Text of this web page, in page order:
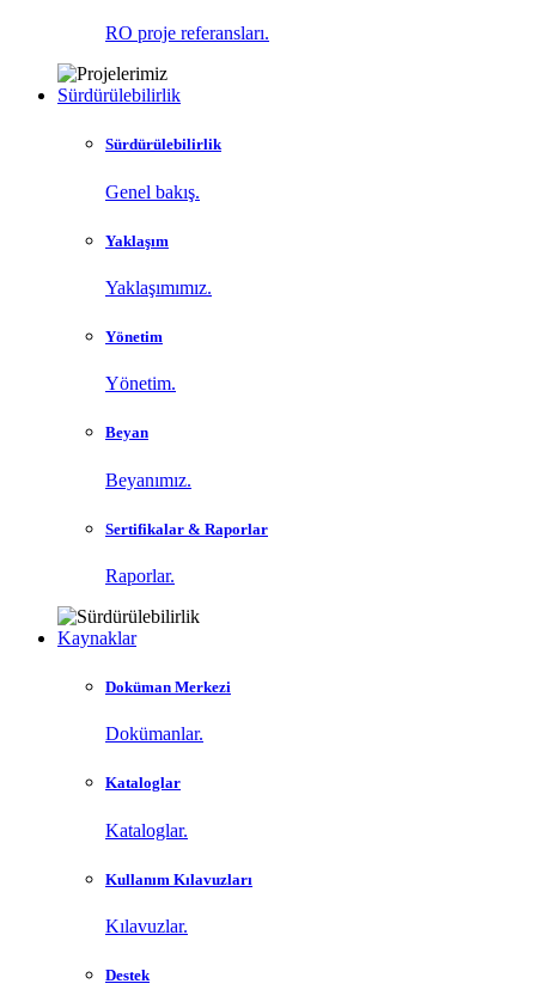
RO proje referansları.
Sürdürülebilirlik
Sürdürülebilirlik
Genel bakış.
Yaklaşım
Yaklaşımımız.
Yönetim
Yönetim.
Beyan
Beyanımız.
Sertifikalar & Raporlar
Raporlar.
Kaynaklar
Doküman Merkezi
Dokümanlar.
Kataloglar
Kataloglar.
Kullanım Kılavuzları
Kılavuzlar.
Destek